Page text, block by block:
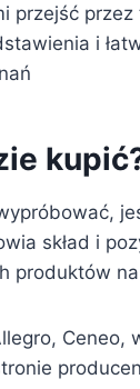
przejść
i
skład i
produktów
Ceneo,